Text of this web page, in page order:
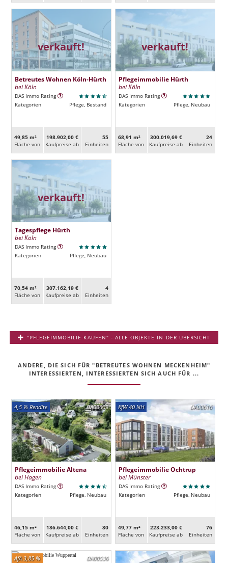
verkauft!
Betreutes Wohnen Köln-Hürth
bei Köln
DAS Immo Rating
Kategorien
Pflege, Bestand
49,85 m²
Fläche von
198.902,00 €
Kaufpreise ab
55
Ein­heiten
verkauft!
Pflegeimmobilie Hürth
bei Köln
DAS Immo Rating
Kategorien
Pflege, Neubau
68,91 m²
Fläche von
300.019,69 €
Kaufpreise ab
24
Ein­heiten
verkauft!
Tagespflege Hürth
bei Köln
DAS Immo Rating
Kategorien
Pflege, Neubau
70,54 m²
Fläche von
307.162,19 €
Kaufpreise ab
4
Ein­heiten
"PFLEGEIMMOBILIE KAUFEN" - ALLE OBJEKTE IN DER ÜBERSICHT
ANDERE, DIE SICH FÜR "BETREUTES WOHNEN MECKENHEIM"
INTERESSIERTEN, INTERESSIERTEN SICH AUCH FÜR ...
DA00609
4,5 % Rendite
Pflegeimmobilie Altena
bei Hagen
DAS Immo Rating
Kategorien
Pflege, Neubau
46,15 m²
Fläche von
186.644,00 €
Kaufpreise ab
80
Ein­heiten
DA00616
KfW 40 NH
Pflegeimmobilie Ochtrup
bei Münster
DAS Immo Rating
Kategorien
Pflege, Neubau
49,77 m²
Fläche von
223.233,00 €
Kaufpreise ab
76
Ein­heiten
DA00536
AfA 3,85 %